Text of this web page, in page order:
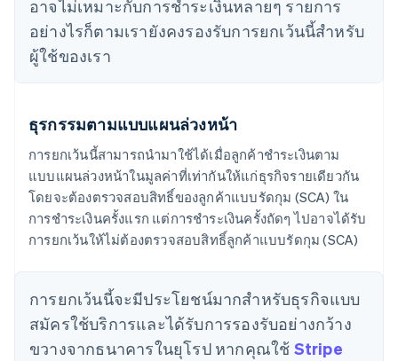
อาจไม่เหมาะกับการชำระเงินหลายๆ รายการ
อย่างไรก็ตามเรายังคงรองรับการยกเว้นนี้สำหรับ
ผู้ใช้ของเรา
ธุรกรรมตามแบบแผนล่วงหน้า
การยกเว้นนี้สามารถนำมาใช้ได้เมื่อลูกค้าชำระเงินตาม
แบบแผนล่วงหน้าในมูลค่าที่เท่ากันให้แก่ธุรกิจรายเดียวกัน
โดยจะต้องตรวจสอบสิทธิ์ของลูกค้าแบบรัดกุม (SCA) ใน
การชำระเงินครั้งแรก แต่การชำระเงินครั้งถัดๆ ไปอาจได้รับ
การยกเว้นให้ไม่ต้องตรวจสอบสิทธิ์ลูกค้าแบบรัดกุม (SCA)
การยกเว้นนี้จะมีประโยชน์มากสำหรับธุรกิจแบบ
สมัครใช้บริการและได้รับการรองรับอย่างกว้าง
ขวางจากธนาคารในยุโรป หากคุณใช้ Stripe